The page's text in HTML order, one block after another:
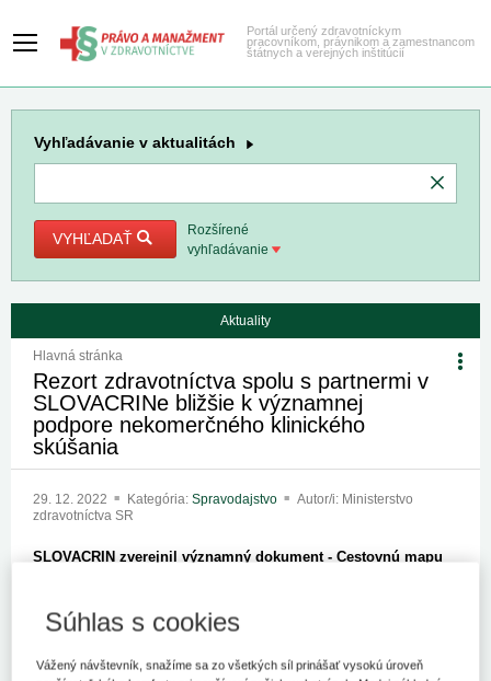
Portál určený zdravotníckym
pracovníkom, právnikom a zamestnancom
štátnych a verejných inštitúcií
Vyhľadávanie v aktualitách
VYHĽADAŤ
Rozšírené
vyhľadávanie
Aktuality
Hlavná stránka
Rezort zdravotníctva spolu s partnermi v
SLOVACRINe bližšie k významnej
podpore nekomerčného klinického
skúšania
29. 12. 2022 Kategória: Spravodajstvo
Autor/i: Ministerstvo
zdravotníctva SR
SLOVACRIN zverejnil významný dokument - Cestovnú mapu
liečbe pre pacientov, zvyšuje prestíž lekárov a vedcov,
úsporách prostriedkov z verejného zdravotného poistenia.
Súhlas s cookies
Vážený návštevník, snažíme sa zo všetkých síl prinášať vysokú úroveň